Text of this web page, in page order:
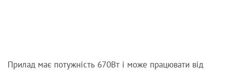
Прилад має потужність 670Вт і може працювати від